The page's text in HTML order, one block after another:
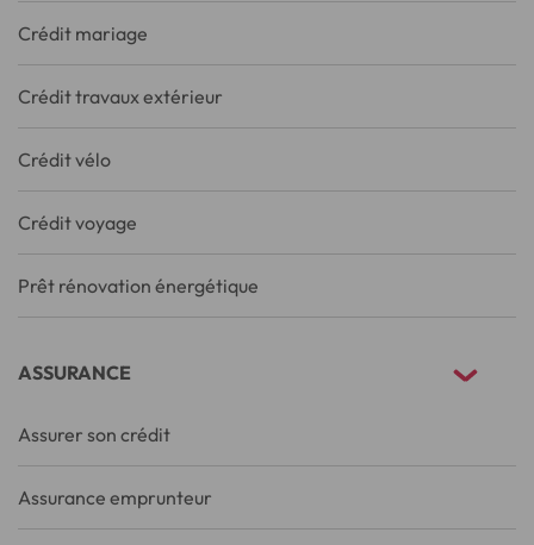
Crédit mariage
Crédit travaux extérieur
Crédit vélo
Crédit voyage
Prêt rénovation énergétique
ASSURANCE
Assurer son crédit
Assurance emprunteur